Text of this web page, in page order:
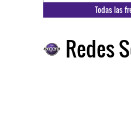
Todas las
Redes